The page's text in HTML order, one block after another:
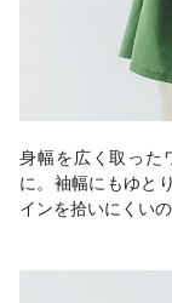
身幅を広く取った
に。袖幅にもゆと
インを拾いにくいの